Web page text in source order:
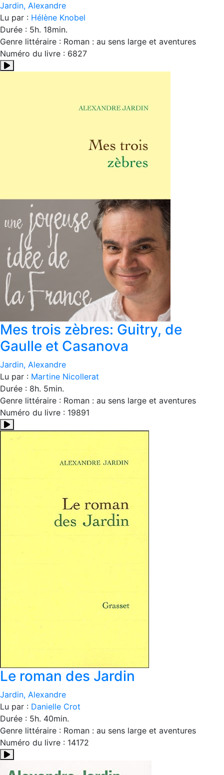
Jardin, Alexandre
Lu par : Hélène Knobel
Durée : 5h. 18min.
Genre littéraire : Roman : au sens large et aventures
Numéro du livre : 6827
Résumé:Un jour, Alexandre Eiffel s'aperçoit avec effroi
Mes trois zèbres: Guitry, de
Gaulle et Casanova
Jardin, Alexandre
Lu par : Martine Nicollerat
Durée : 8h. 5min.
Genre littéraire : Roman : au sens large et aventures
Numéro du livre : 19891
Résumé:Alexandre Jardin a souvent raconté, de façon
Le roman des Jardin
Jardin, Alexandre
Lu par : Danielle Crot
Durée : 5h. 40min.
Genre littéraire : Roman : au sens large et aventures
Numéro du livre : 14172
Résumé:Présentation de l'éditeur : " Dois-je avouer que,